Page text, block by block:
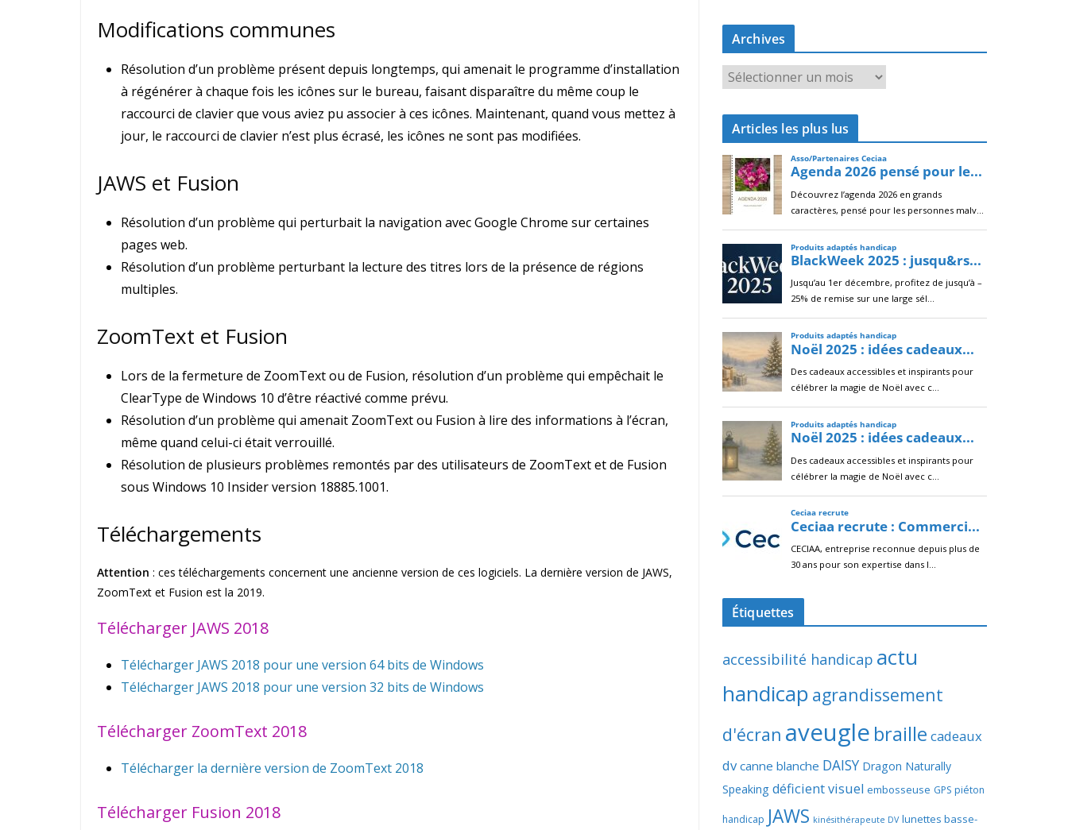
Modifications communes
Résolution d’un problème présent depuis longtemps, qui amenait le programme d’installation
à régénérer à chaque fois les icônes sur le bureau, faisant disparaître du même coup le
raccourci de clavier que vous aviez pu associer à ces icônes. Maintenant, quand vous mettez à
jour, le raccourci de clavier n’est plus écrasé, les icônes ne sont pas modifiées.
JAWS et Fusion
Résolution d’un problème qui perturbait la navigation avec Google Chrome sur certaines
pages web.
Résolution d’un problème perturbant la lecture des titres lors de la présence de régions
multiples.
ZoomText et Fusion
Lors de la fermeture de ZoomText ou de Fusion, résolution d’un problème qui empêchait le
ClearType de Windows 10 d’être réactivé comme prévu.
Résolution d’un problème qui amenait ZoomText ou Fusion à lire des informations à l’écran,
même quand celui-ci était verrouillé.
Résolution de plusieurs problèmes remontés par des utilisateurs de ZoomText et de Fusion
sous Windows 10 Insider version 18885.1001.
Téléchargements
Attention : ces téléchargements concernent une ancienne version de ces logiciels. La dernière version de JAWS,
ZoomText et Fusion est la 2019.
Télécharger JAWS 2018
Télécharger JAWS 2018 pour une version 64 bits de Windows
Télécharger JAWS 2018 pour une version 32 bits de Windows
Télécharger ZoomText 2018
Télécharger la dernière version de ZoomText 2018
Télécharger Fusion 2018
Archives
r
c
i
v
e
s
Articles les plus lus
Étiquettes
accessibilité handicap actu
handicap agrandissement
d'écran aveugle braille cadeaux
dv canne blanche DAISY Dragon Naturally
Speaking déficient visuel embosseuse GPS piéton
handicap JAWS kinésithérapeute DV lunettes basse-